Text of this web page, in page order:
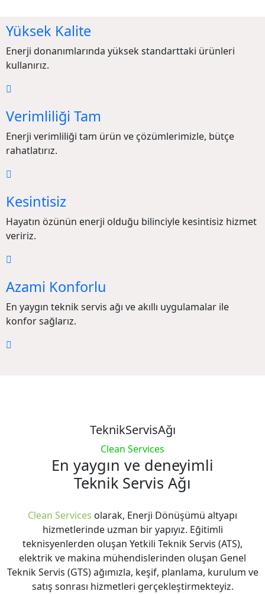
Yüksek Kalite
Enerji donanımlarında yüksek standarttaki ürünleri
kullanırız.
Verimliliği Tam
Enerji verimliliği tam ürün ve çözümlerimizle, bütçe
rahatlatırız.
Kesintisiz
Hayatın özünün enerji olduğu bilinciyle kesintisiz hizmet
veririz.
Azami Konforlu
En yaygın teknik servis ağı ve akıllı uygulamalar ile
konfor sağlarız.
TeknikServisAğı
Clean Services
En yaygın ve deneyimli
Teknik Servis Ağı
Clean Services olarak, Enerji Dönüşümü altyapı
hizmetlerinde uzman bir yapıyız. Eğitimli
teknisyenlerden oluşan Yetkili Teknik Servis (ATS),
elektrik ve makina mühendislerinden oluşan Genel
Teknik Servis (GTS) ağımızla, keşif, planlama, kurulum ve
satış sonrası hizmetleri gerçekleştirmekteyiz.